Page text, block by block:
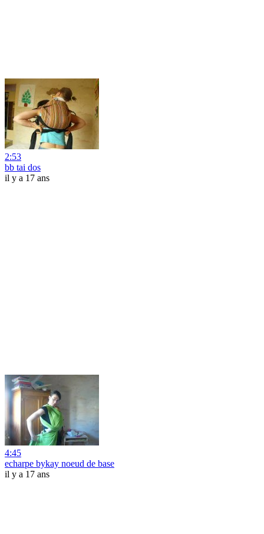
2:53
bb tai dos
il y a 17 ans
4:45
echarpe bykay noeud de base
il y a 17 ans